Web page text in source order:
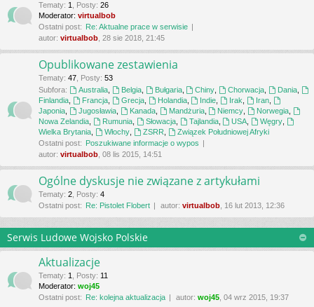
Tematy: 1 Posty: 26
Moderator: virtualbob
Ostatni post: Re: Aktualne prace w serwisie
autor: virtualbob , 28 sie 2018, 21:45
Opublikowane zestawienia
Tematy: 47 Posty: 53
Subfora:
Australia, Belgia, Bułgaria, Chiny Chorwacja Dania
Finlandia
Francja, Grecja, Holandia, Indie Irak Iran
Japonia
Jugosławia, Kanada, Mandżuria, Niemcy Norwegia
Nowa Zelandia
Rumunia, Słowacja, Tajlandia, USA Węgry
Wielka Brytania
Włochy, ZSRR
Związek Południowej Afryki
Ostatni post: Poszukiwane informacje o wypos
autor: virtualbob , 08 lis 2015, 14:51
Ogólne dyskusje nie związane z artykułami
Tematy: 2 Posty: 4
Ostatni post: Re: Pistolet Flobert autor: virtualbob , 16 lut 2013, 12:36
Serwis Ludowe Wojsko Polskie
Aktualizacje
Tematy: 1 Posty: 11
Moderator: woj45
Ostatni post: Re: kolejna aktualizacja autor: woj45 , 04 wrz 2015, 19:37